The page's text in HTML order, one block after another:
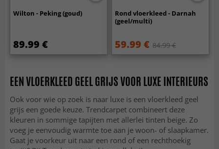
Wilton - Peking (goud)
89.99 €
Rond vloerkleed - Darnah
(geel/multi)
59.99 € 84.99 €
EEN VLOERKLEED GEEL GRIJS VOOR LUXE INTERIEURS
Ook voor wie op zoek is naar luxe is een vloerkleed geel
grijs een goede keuze. Trendcarpet combineert deze
kleuren in sommige tapijten met allerlei tinten beige. Zo
voeg je eenvoudig warmte toe aan je woon- of slaapkamer.
Gaat je voorkeur uit naar een rond of een rechthoekig